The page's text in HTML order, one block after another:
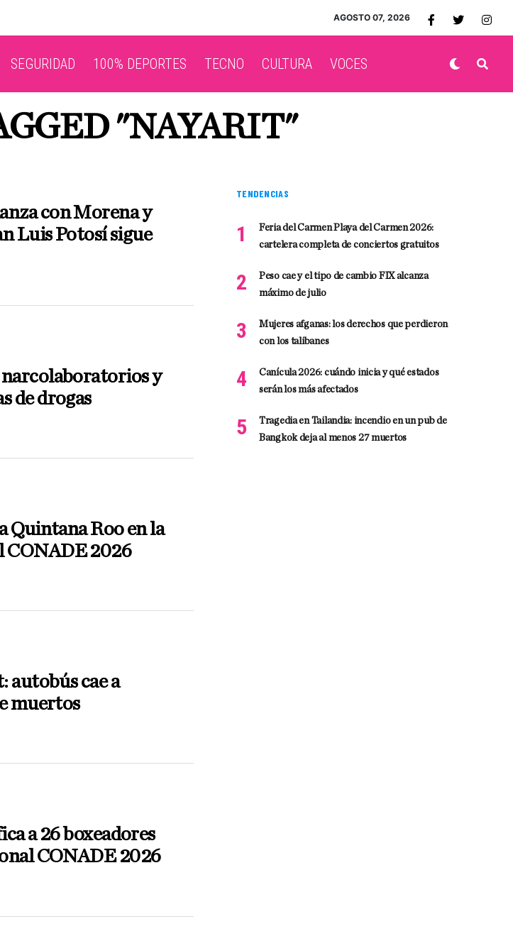
AGOSTO 07, 2026
SEGURIDAD 100% DEPORTES TECNO CULTURA VOCES
"NAYARIT"
con Morena y
Luis Potosí sigue
y
de drogas
Quintana Roo en la
CONADE 2026
autobús cae a
muertos
a 26 boxeadores
CONADE 2026
TENDENCIAS
Feria del Carmen Playa del Carmen 2026:
cartelera completa de conciertos gratuitos
Peso cae y el tipo de cambio FIX alcanza
máximo de julio
Mujeres afganas: los derechos que perdieron
con los talibanes
Canícula 2026: cuándo inicia y qué estados
serán los más afectados
Tragedia en Tailandia: incendio en un pub de
Bangkok deja al menos 27 muertos